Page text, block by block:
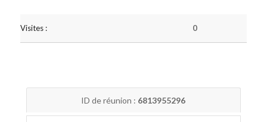
Visites : 0
ID de réunion : 6813955296